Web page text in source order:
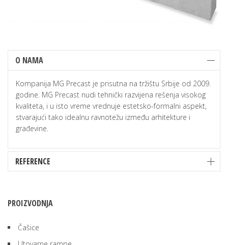
O NAMA
Kompanija MG Precast je prisutna na tržištu Srbije od 2009.
godine. MG Precast nudi tehnički razvijena rešenja visokog
kvaliteta, i u isto vreme vrednuje estetsko-formalni aspekt,
stvarajući tako idealnu ravnotežu između arhitekture i
građevine.
REFERENCE
PROIZVODNJA
Čašice